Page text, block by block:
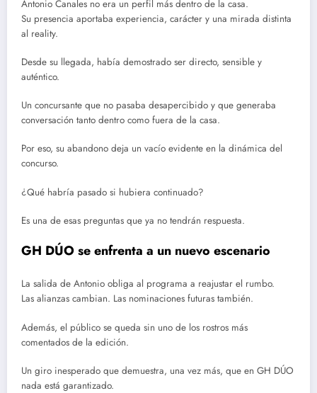
Antonio Canales no era un perfil más dentro de la casa.
Su presencia aportaba experiencia, carácter y una mirada distinta
al reality.
Desde su llegada, había demostrado ser directo, sensible y
auténtico.
Un concursante que no pasaba desapercibido y que generaba
conversación tanto dentro como fuera de la casa.
Por eso, su abandono deja un vacío evidente en la dinámica del
concurso.
¿Qué habría pasado si hubiera continuado?
Es una de esas preguntas que ya no tendrán respuesta.
GH DÚO se enfrenta a un nuevo escenario
La salida de Antonio obliga al programa a reajustar el rumbo.
Las alianzas cambian. Las nominaciones futuras también.
Además, el público se queda sin uno de los rostros más
comentados de la edición.
Un giro inesperado que demuestra, una vez más, que en GH DÚO
nada está garantizado.